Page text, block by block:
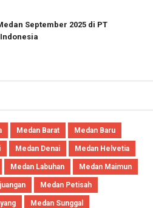
September 2025 di PT
Medan Barat Medan Baru
Medan Denai Medan Helvetia
Medan Labuhan Medan Maimun
Medan Petisah
Medan Sunggal